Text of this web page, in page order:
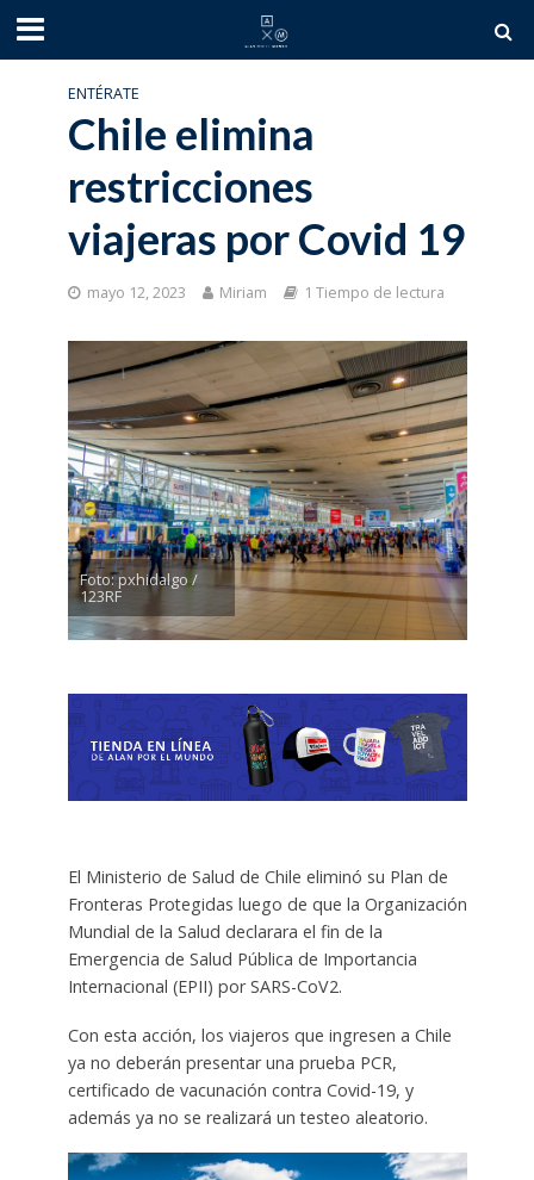
ENTÉRATE
Chile elimina
restricciones
viajeras por Covid 19
mayo 12, 2023 Miriam 1 Tiempo de lectura
Foto: pxhidalgo /
123RF
El Ministerio de Salud de Chile eliminó su Plan de
Fronteras Protegidas luego de que la Organización
Mundial de la Salud declarara el fin de la
Emergencia de Salud Pública de Importancia
Internacional (EPII) por SARS-CoV2.
Con esta acción, los viajeros que ingresen a Chile
ya no deberán presentar una prueba PCR,
certificado de vacunación contra Covid-19, y
además ya no se realizará un testeo aleatorio.